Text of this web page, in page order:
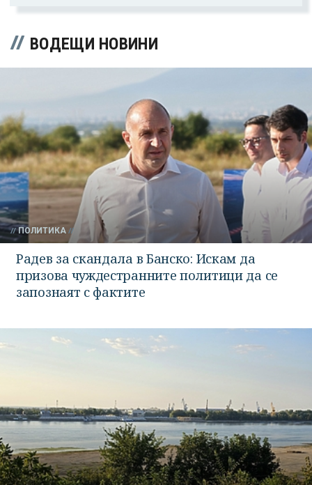
ВОДЕЩИ НОВИНИ
ПОЛИТИКА
Радев за скандала в Банско: Искам да
призова чуждестранните политици да се
запознаят с фактите